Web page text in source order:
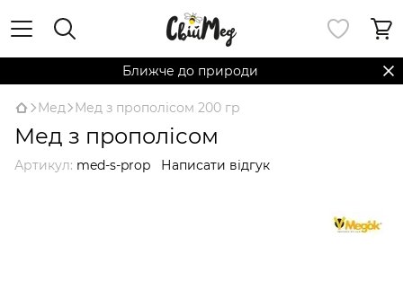
Ближче до природи
Мед Мед з прополісом 200 гр
Мед з прополісом
Артикул: med-s-prop Написати відгук